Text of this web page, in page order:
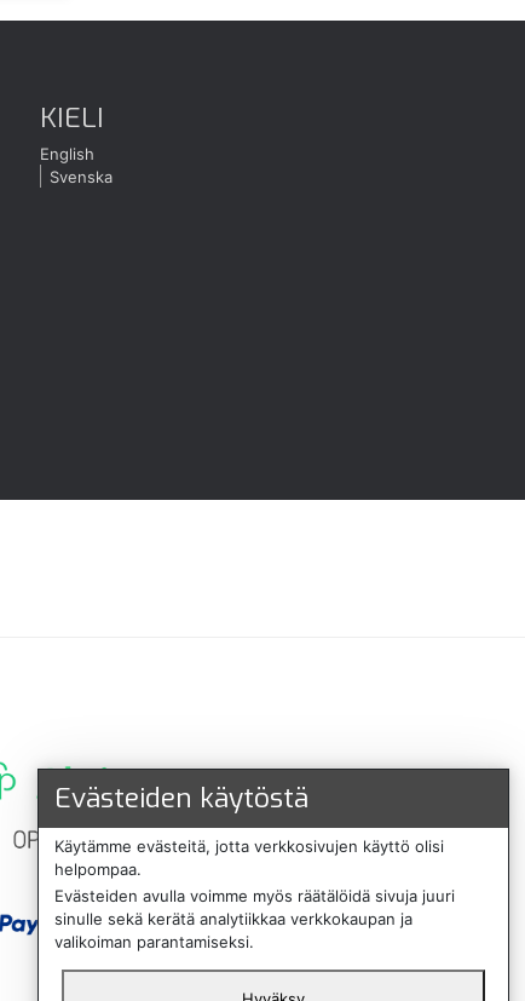
KIELI
English
Svenska
Evästeiden käytöstä
Käytämme evästeitä, jotta verkkosivujen käyttö olisi
helpompaa.
Evästeiden avulla voimme myös räätälöidä sivuja juuri
sinulle sekä kerätä analytiikkaa verkkokaupan ja
valikoiman parantamiseksi.